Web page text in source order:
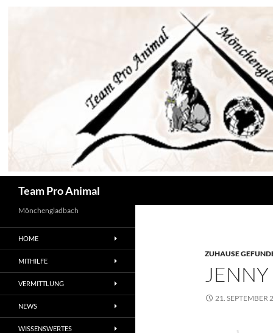
Team Pro Animal
ZUHAUSE
JENNY
21. SEPTEMBER
Mönchengladbach
HOME
MITHILFE
VERMITTLUNG
NEWS
WISSENSWERTES